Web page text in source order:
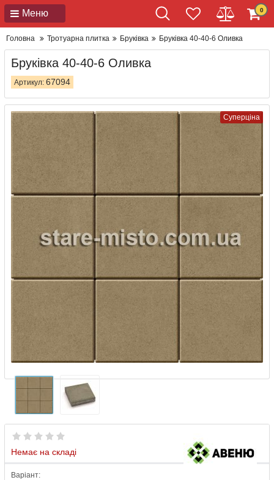
Меню 0
Головна Тротуарна плитка Бруківка Бруківка 40-40-6 Оливка
Бруківка 40-40-6 Оливка
Артикул: 67094
Суперціна
Немає на складі
Варіант: